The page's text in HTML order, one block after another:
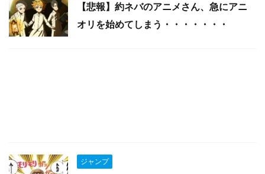
【悲報】約ネバのアニメさん、急にアニ
オリを始めてしまう・・・・・・・
ジャンプ